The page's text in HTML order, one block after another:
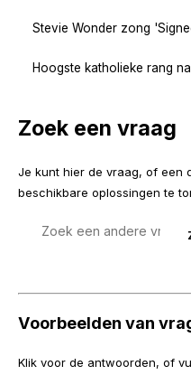
Stevie Wonder zong
Hoogste katholieke rang
Zoek een vraag
Je kunt hier de vraag, of een
beschikbare oplossingen te
Voorbeelden van
Klik voor de antwoorden, of